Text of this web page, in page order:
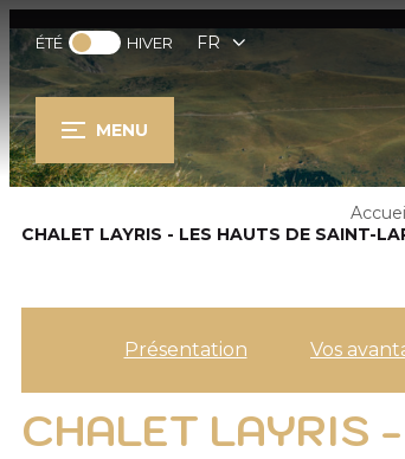
ÉTÉ HIVER FR
MENU
CHALET LAYRIS - LES HAUTS DE SAINT-
Présentation Vos
CHALET LAYRIS